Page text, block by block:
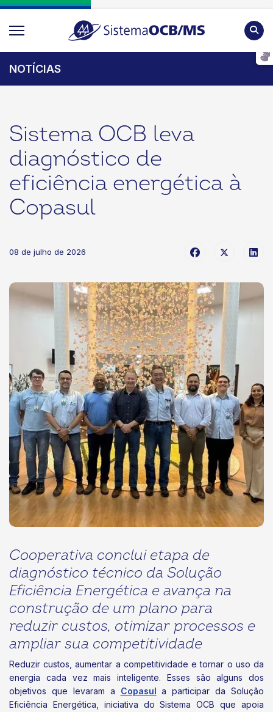
NOTÍCIAS
Sistema OCB leva
diagnóstico de
eficiência energética à
Copasul
08 de julho de 2026
Cooperativa conclui etapa de
diagnóstico técnico da Solução
Eficiência Energética e avança na
construção de um plano para
reduzir custos, otimizar processos e
ampliar sua competitividade
Reduzir custos, aumentar a competitividade e tornar o uso da
energia cada vez mais inteligente. Esses são alguns dos
objetivos que levaram a Copasul a participar da Solução
Eficiência Energética, iniciativa do Sistema OCB que apoia